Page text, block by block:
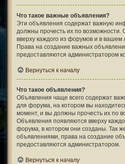
Что такое важные объявления?
Эти объявления содержат важную
должны прочесть их по возможности.
вверху каждого из форумов и в вашем
Права на создание важных
предоставляются администратором
Вернуться к началу
Что такое объявления?
Объявления чаще всего содержат
для форума, на котором вы
момент, и вы должны прочесть их по
Объявления появляются вверху
форума, в котором они созданы. Так
объявлениями, права на создание
предоставляются администратором.
Вернуться к началу